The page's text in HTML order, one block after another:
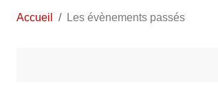
Accueil Les évènements passés